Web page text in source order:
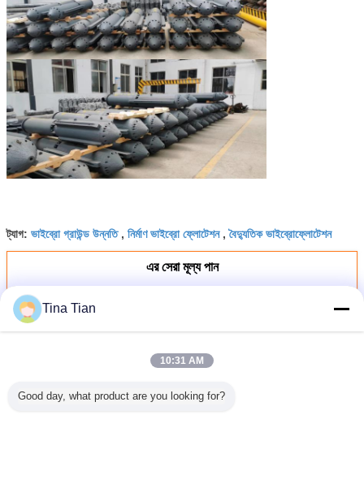
ট্যাগ: ভাইব্রো গ্রাউন্ড উন্নতি, নির্মাণ ভাইব্রো ফ্লোটেশন,বৈদ্যুতিক ভাইব্রোফ্লোটেশন
এর সেরা মূল্য পান
চালিয়ে
Tina Tian
10:31 AM
Good day, what product are you looking for?